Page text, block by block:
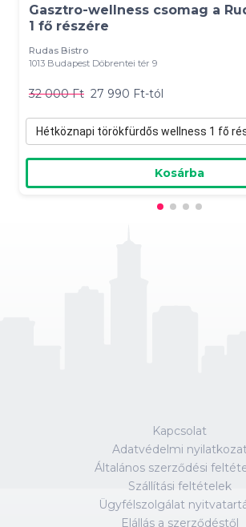
Gasztro-wellness csomag a
1 fő részére
Rudas Bistro
1013 Budapest Döbrentei tér 9
32 000 Ft 27 990 Ft-tól
Kosárba
Kapcsolat
Adatvédelmi
Általános szerződési
Szállítási feltételek
Ügyfélszolgálat
Elállás a szerződéstől